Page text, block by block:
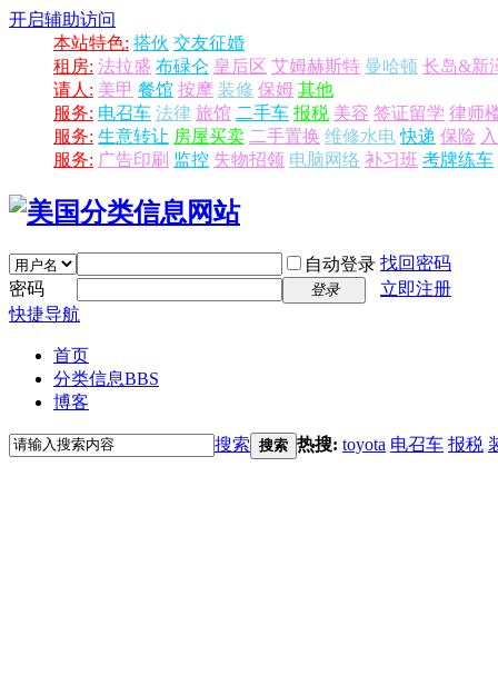
开启辅助访问
本站特色: 搭伙 交友征婚
租房: 法拉盛 布碌仑 皇后区 艾姆赫斯特 曼哈顿 长岛&新
请人: 美甲 餐馆 按摩 装修 保姆 其他
服务: 电召车 法律 旅馆 二手车 报税 美容 签证留学 律师
服务: 生意转让 房屋买卖 二手置换 维修水电 快递 保险
服务: 广告印刷 监控 失物招领 电脑网络 补习班 考牌练车
自动登录 找回密码
密码
登录
立即注册
快捷导航
首页
分类信息BBS
博客
搜索 搜索 热搜: toyota 电召车 报税